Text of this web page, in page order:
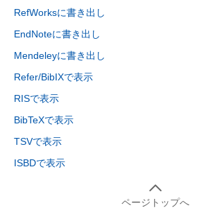
RefWorksに書き出し
EndNoteに書き出し
Mendeleyに書き出し
Refer/BibIXで表示
RISで表示
BibTeXで表示
TSVで表示
ISBDで表示
ページトップへ